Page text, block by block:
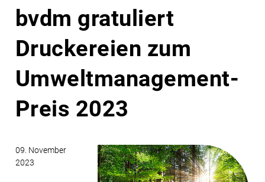
bvdm gratuliert
Druckereien zum
Umweltmanagement-
Preis 2023
09. November
2023